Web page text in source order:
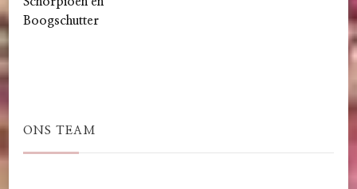
Boogschutter
ONS TEAM